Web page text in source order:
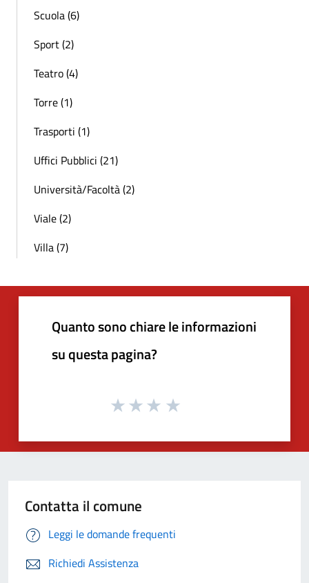
Scuola (6)
Sport (2)
Teatro (4)
Torre (1)
Trasporti (1)
Uffici Pubblici (21)
Università/Facoltà (2)
Viale (2)
Villa (7)
Quanto sono chiare le informazioni
su questa pagina?
Contatta il comune
Leggi le domande frequenti
Richiedi Assistenza